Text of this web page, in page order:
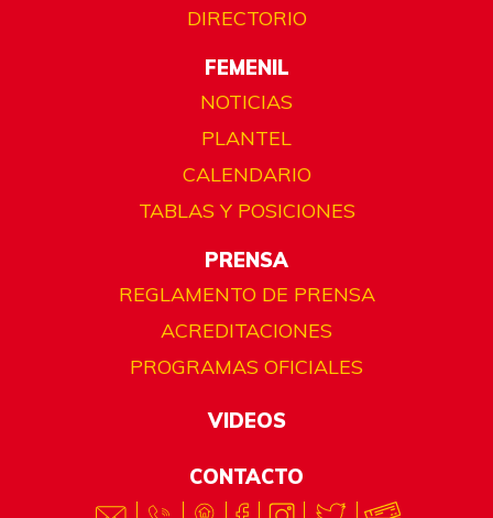
DIRECTORIO
FEMENIL
NOTICIAS
PLANTEL
CALENDARIO
TABLAS Y POSICIONES
PRENSA
REGLAMENTO DE PRENSA
ACREDITACIONES
PROGRAMAS OFICIALES
VIDEOS
CONTACTO